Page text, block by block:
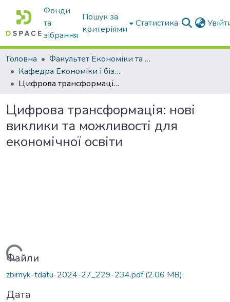
Фонди
та
зібрання
Пошук за
критеріями
Статистика
Головна
Факультет Економіки та бізнесу
Кафедра Економіки і бізнесу
Цифрова трансформація: нові виклики та можливості для економічної освіти
Цифрова трансформація: нові
виклики та можливості для
економічної освіти
Файли
zbirnyk-tdatu-2024-27_229-234.pdf(2.06 MB)
Дата